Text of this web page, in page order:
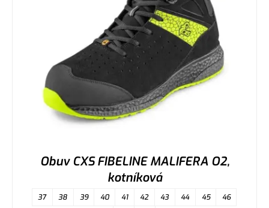
Obuv CXS FIBELINE MALIFERA O2,
kotníková
37 38 39 40 41 42 43 44 45
46